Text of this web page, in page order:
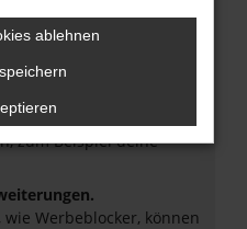
zum Beispiel deine
Werbeblocker, können
ablehnen